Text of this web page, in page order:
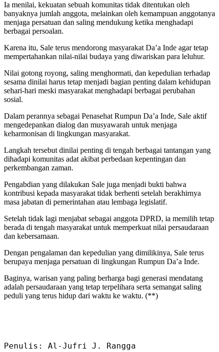
Ia menilai, kekuatan sebuah komunitas tidak ditentukan oleh
banyaknya jumlah anggota, melainkan oleh kemampuan anggotanya
menjaga persatuan dan saling mendukung ketika menghadapi
berbagai persoalan.
Karena itu, Sale terus mendorong masyarakat Da’a Inde agar tetap
mempertahankan nilai-nilai budaya yang diwariskan para leluhur.
Nilai gotong royong, saling menghormati, dan kepedulian terhadap
sesama dinilai harus tetap menjadi bagian penting dalam kehidupan
sehari-hari meski masyarakat menghadapi berbagai perubahan
sosial.
Dalam perannya sebagai Penasehat Rumpun Da’a Inde, Sale aktif
mengedepankan dialog dan musyawarah untuk menjaga
keharmonisan di lingkungan masyarakat.
Langkah tersebut dinilai penting di tengah berbagai tantangan yang
dihadapi komunitas adat akibat perbedaan kepentingan dan
perkembangan zaman.
Pengabdian yang dilakukan Sale juga menjadi bukti bahwa
kontribusi kepada masyarakat tidak berhenti setelah berakhirnya
masa jabatan di pemerintahan atau lembaga legislatif.
Setelah tidak lagi menjabat sebagai anggota DPRD, ia memilih tetap
berada di tengah masyarakat untuk memperkuat nilai persaudaraan
dan kebersamaan.
Dengan pengalaman dan kepedulian yang dimilikinya, Sale terus
berupaya menjaga persatuan di lingkungan Rumpun Da’a Inde.
Baginya, warisan yang paling berharga bagi generasi mendatang
adalah persaudaraan yang tetap terpelihara serta semangat saling
peduli yang terus hidup dari waktu ke waktu. (**)
Penulis: Al-Jufri J. Rangga